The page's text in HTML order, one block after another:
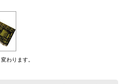
わります。